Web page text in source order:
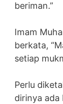
beriman.”
Imam
berkata,
setiap
Perlu
dirinya ada